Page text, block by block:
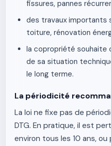
fissures, pannes
des travaux importants
toiture, rénovation
la copropriété souhaite
de sa situation
le long terme.
La périodicité
La loi ne fixe pas de
DTG. En pratique, il est
environ tous les 10 ans,